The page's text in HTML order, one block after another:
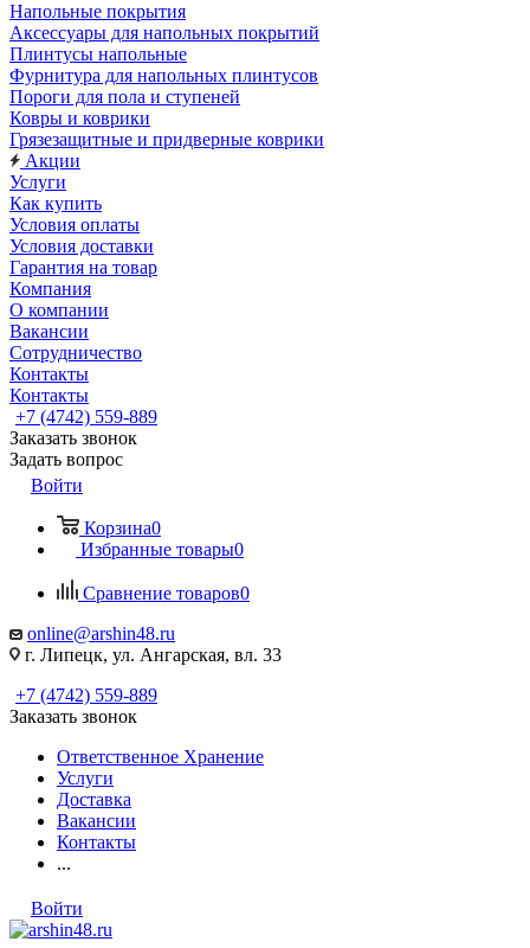
Напольные покрытия
Аксессуары для напольных покрытий
Плинтусы напольные
Фурнитура для напольных плинтусов
Пороги для пола и ступеней
Ковры и коврики
Грязезащитные и придверные коврики
Акции
Услуги
Как купить
Условия оплаты
Условия доставки
Гарантия на товар
Компания
О компании
Вакансии
Сотрудничество
Контакты
Контакты
+7 (4742) 559-889
Заказать звонок
Задать вопрос
Войти
Корзина0
Избранные товары0
Сравнение товаров0
online@arshin48.ru
г. Липецк, ул. Ангарская, вл. 33
+7 (4742) 559-889
Заказать звонок
Ответственное Хранение
Услуги
Доставка
Вакансии
Контакты
...
Войти